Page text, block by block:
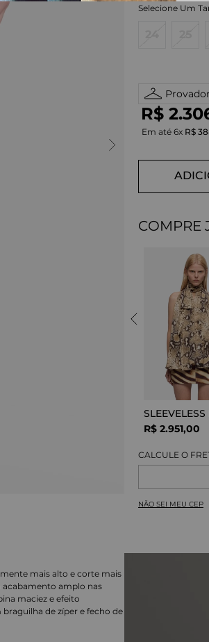
R$ 2.
Em até 6x R$
COMPRE
R$ 2.951,00
NÃO SEI MEU CEP
mais alto e corte mais
acabamento amplo nas
maciez e efeito
de zíper e fecho de